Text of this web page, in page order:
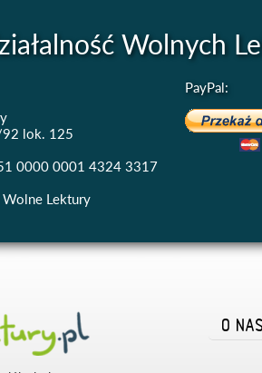
Wolnych
92 lok. 125
0000 0001 4324 3317
Wolne Lektury
PayPal:
O